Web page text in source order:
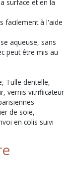
surface et en la
facilement à l'aide
aqueuse, sans
peut être mis au
Tulle dentelle,
vernis vitrifiicateur
de soie,
en colis suivi